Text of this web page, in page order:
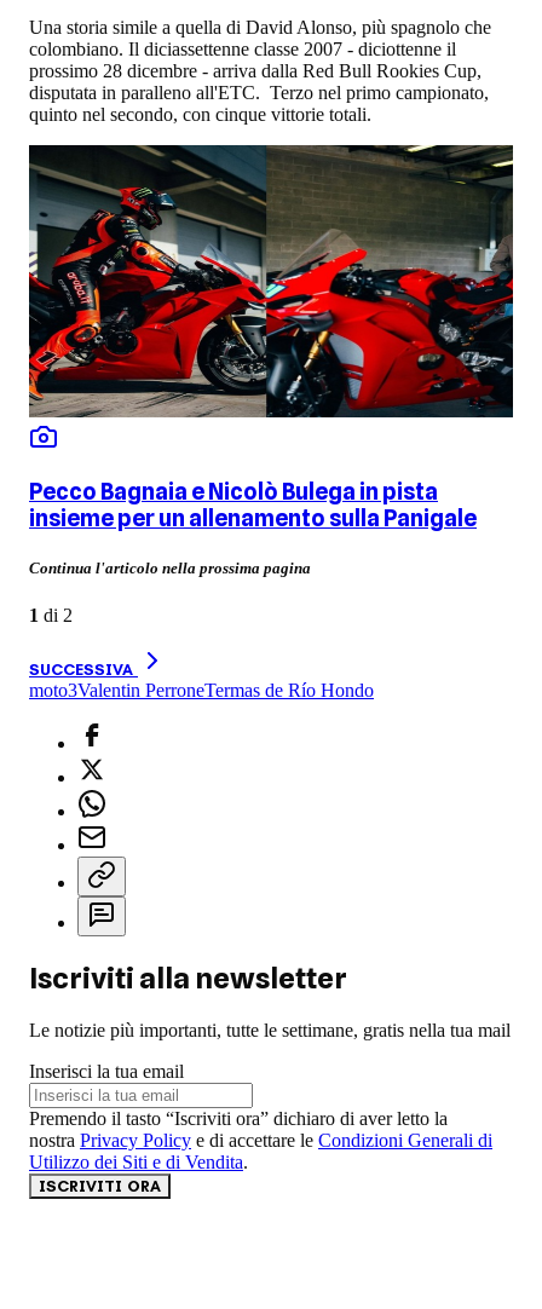
Una storia simile a quella di David Alonso, più spagnolo che
colombiano. Il diciassettenne classe 2007 - diciottenne il
prossimo 28 dicembre - arriva dalla Red Bull Rookies Cup,
disputata in paralleno all'ETC. Terzo nel primo campionato,
quinto nel secondo, con cinque vittorie totali.
Pecco Bagnaia e Nicolò Bulega in pista
insieme per un allenamento sulla Panigale
Continua l'articolo nella prossima pagina
1 di 2
SUCCESSIVA
moto3Valentin PerroneTermas de Río Hondo
Iscriviti alla newsletter
Le notizie più importanti, tutte le settimane, gratis nella tua mail
Inserisci la tua email
Premendo il tasto “Iscriviti ora” dichiaro di aver letto la
nostra Privacy Policy e di accettare le Condizioni Generali di
Utilizzo dei Siti e di Vendita.
ISCRIVITI ORA